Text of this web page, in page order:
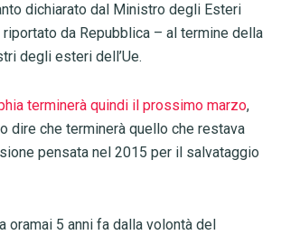
dichiarato dal Ministro degli Esteri
da Repubblica – al termine della
degli esteri dell’Ue.
terminerà quindi il prossimo marzo,
dire che terminerà quello che restava
pensata nel 2015 per il salvataggio
oramai 5 anni fa dalla volontà del